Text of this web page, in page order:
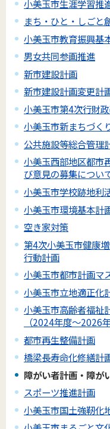
小美玉市生涯学習推
まち・ひと・しごと
小美玉市教育振興基
男女共同参画推進
新市建設計画
新市建設計画変更計
小美玉市第4次行財
小美玉市新まちづく
公共施設等総合管理
小美玉西部地区都市
び意見の募集につい
小美玉市学校跡地利
小美玉市環境基本計
空き家対策
第4次小美玉市健康
行動計画
小美玉市都市計画マ
小美玉市立地適正化
小美玉市高齢者福祉
（2024年度～2026年
都市再生整備計画
橋梁長寿命化修繕計
障がい者計画・障が
スポーツ推進計画
小美玉市国土強靭化